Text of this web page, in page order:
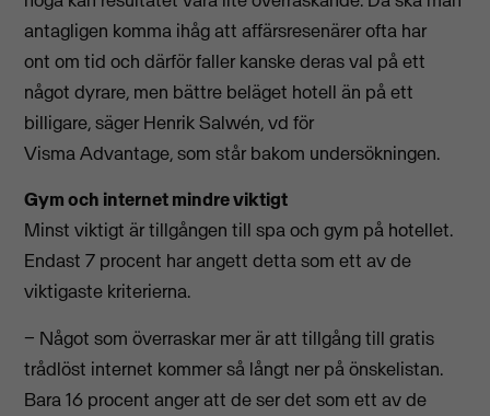
antagligen komma ihåg att affärsresenärer ofta har
ont om tid och därför faller kanske deras val på ett
något dyrare, men bättre beläget hotell än på ett
billigare, säger Henrik Salwén, vd för
Visma Advantage, som står bakom undersökningen.
Gym och internet mindre viktigt
Minst viktigt är tillgången till spa och gym på hotellet.
Endast 7 procent har angett detta som ett av de
viktigaste kriterierna.
− Något som överraskar mer är att tillgång till gratis
trådlöst internet kommer så långt ner på önskelistan.
Bara 16 procent anger att de ser det som ett av de